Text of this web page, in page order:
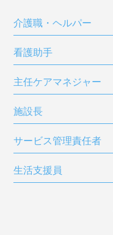
介護職・ヘルパー
看護助手
主任ケアマネジャー
施設長
サービス管理責任者
生活支援員